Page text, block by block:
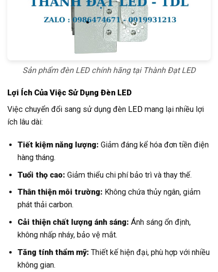
Sản phẩm đèn LED chính hãng tại Thành Đạt LED
Lợi Ích Của Việc Sử Dụng Đèn LED
Việc chuyển đổi sang sử dụng đèn LED mang lại nhiều lợi
ích lâu dài:
Tiết kiệm năng lượng: Giảm đáng kể hóa đơn tiền điện
hàng tháng.
Tuổi thọ cao: Giảm thiểu chi phí bảo trì và thay thế.
Thân thiện môi trường: Không chứa thủy ngân, giảm
phát thải carbon.
Cải thiện chất lượng ánh sáng: Ánh sáng ổn định,
không nhấp nháy, bảo vệ mắt.
Tăng tính thẩm mỹ: Thiết kế hiện đại, phù hợp với nhiều
không gian.